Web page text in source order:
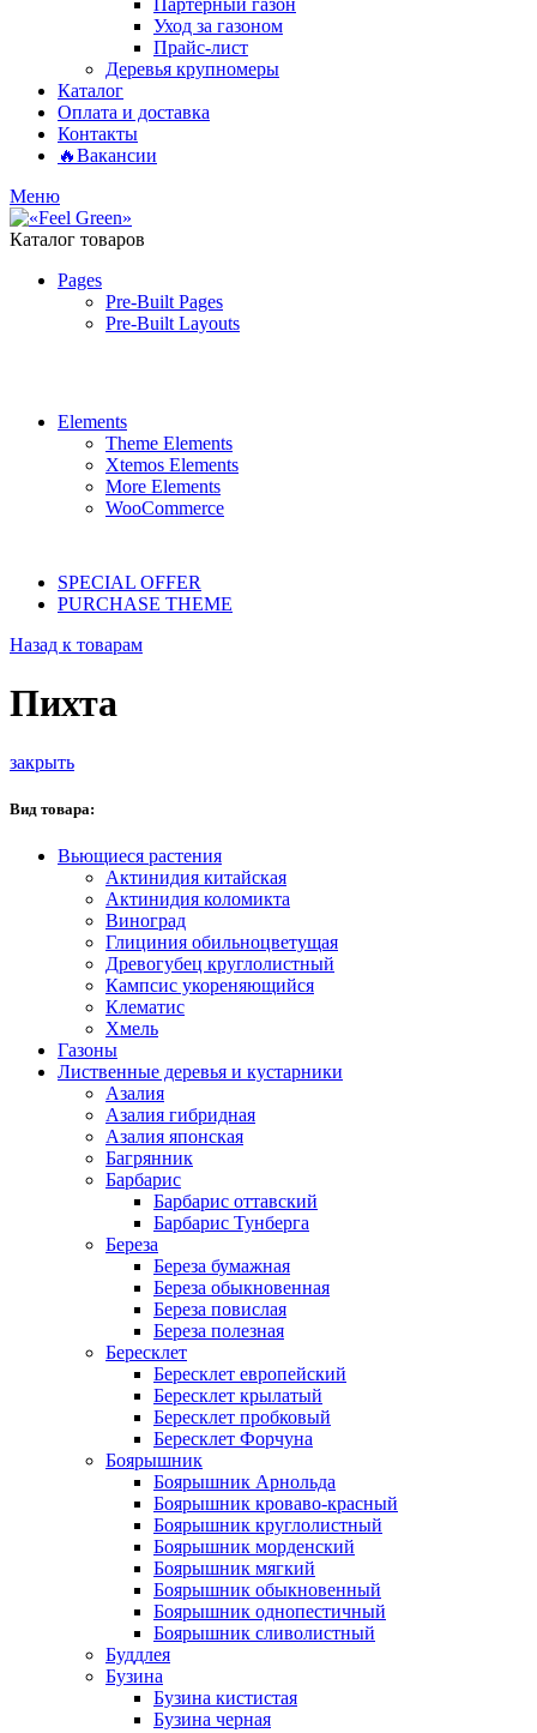
Партерный газон
Уход за газоном
Прайс-лист
Деревья крупномеры
Каталог
Оплата и доставка
Контакты
🔥Вакансии
Меню
Каталог товаров
Pages
Pre-Built Pages
Pre-Built Layouts
Elements
Theme Elements
Xtemos Elements
More Elements
WooCommerce
SPECIAL OFFER
PURCHASE THEME
Назад к товарам
Пихта
закрыть
Вид товара:
Вьющиеся растения
Актинидия китайская
Актинидия коломикта
Виноград
Глициния обильноцветущая
Древогубец круглолистный
Кампсис укореняющийся
Клематис
Хмель
Газоны
Лиственные деревья и кустарники
Азалия
Азалия гибридная
Азалия японская
Багрянник
Барбарис
Барбарис оттавский
Барбарис Тунберга
Береза
Береза бумажная
Береза обыкновенная
Береза повислая
Береза полезная
Бересклет
Бересклет европейский
Бересклет крылатый
Бересклет пробковый
Бересклет Форчуна
Боярышник
Боярышник Арнольда
Боярышник кроваво-красный
Боярышник круглолистный
Боярышник морденский
Боярышник мягкий
Боярышник обыкновенный
Боярышник однопестичный
Боярышник сливолистный
Буддлея
Бузина
Бузина кистистая
Бузина черная